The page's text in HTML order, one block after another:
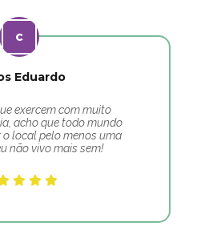
Eduardo
exercem com muito
acho que todo mundo
o local pelo menos uma
não vivo mais sem!